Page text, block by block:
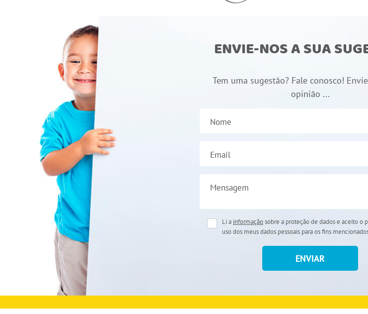
ENVIE-NOS A SUA
Tem uma sugestão? Fale conosco!
opinião ...
Nome
Email
Mensagem
Li a informaçãosobre a proteção de dados e aceito o
uso dos meus dados pessoais para os fins
ENVIAR